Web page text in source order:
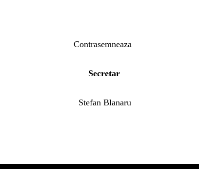
Contrasemneaza
Secretar
Stefan Blanaru